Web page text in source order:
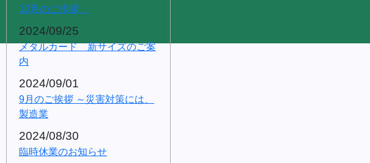
10月のご挨拶
2024/09/25
メタルカード 新サイズのご案
内
2024/09/01
9月のご挨拶 ～災害対策には、
製造業
2024/08/30
臨時休業のお知らせ